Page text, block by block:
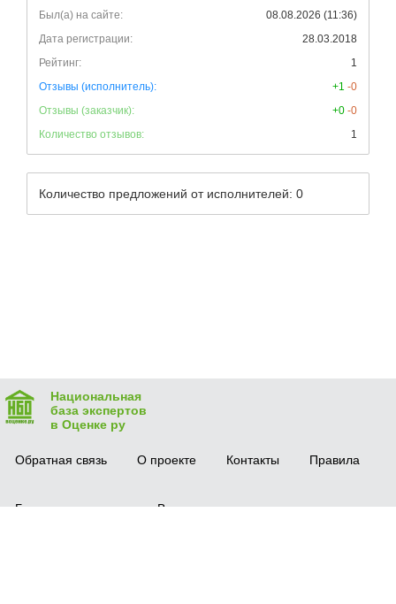
Был(а) на сайте:
08.08.2026 (11:36)
Дата регистрации:
28.03.2018
Рейтинг:
1
Отзывы (исполнитель):
+1 -0
Отзывы (заказчик):
+0 -0
Количество отзывов:
1
Количество предложений от исполнителей: 0
Национальная
база экспертов
в Оценке ру
Обратная связь О проекте Контакты Правила
Безопасная сделка Вопрос-ответ